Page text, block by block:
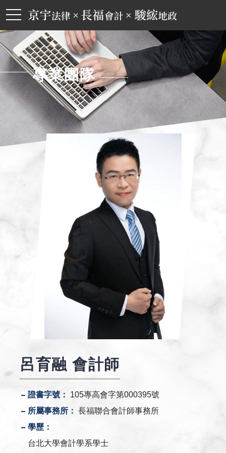
toggle
京宇長福駿綋聯合事務所
專業團隊
呂育融 會計師
證書字號：
105專高會字第000395號
所屬事務所：
長福聯合會計師事務所
學歷：
台北大學會計學系學士